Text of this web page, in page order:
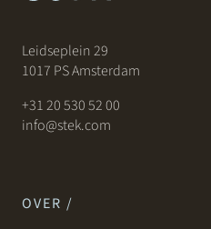
Leidseplein 29
1017 PS Amsterdam
+31 20 530 52 00
info@stek.com
OVER /